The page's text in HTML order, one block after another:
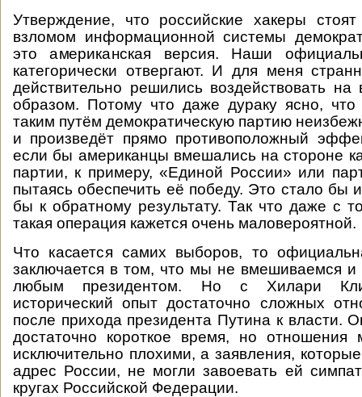
Утверждение, что российские хакеры
взломом информационной системы
это американская версия. Наши
категорически отвергают. И для меня
действительно решились воздействовать
образом. Потому что даже дураку ясно, что
таким путём демократическую партию
и произведёт прямо противоположный
если бы американцы вмешались на стороне
партии, к примеру, «Единой России» или
пытаясь обеспечить её победу. Это стало бы
бы к обратному результату. Так что даже с
такая операция кажется очень маловероятной.
Что касается самих выборов, то
заключается в том, что мы не вмешиваемся и
любым президентом. Но с Хилари
исторический опыт достаточно сложных
после прихода президента Путина к власти.
достаточно короткое время, но
исключительно плохими, а заявления,
адрес России, не могли завоевать ей
кругах Российской Федерации.